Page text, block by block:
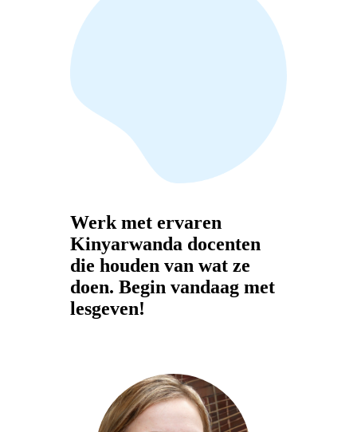
Werk met ervaren
Kinyarwanda docenten
die houden van wat ze
doen. Begin vandaag met
lesgeven!